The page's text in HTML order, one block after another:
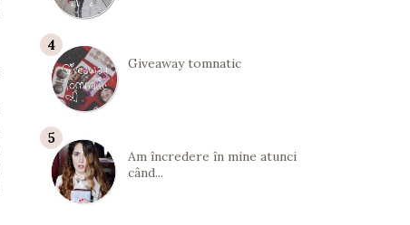
Giveaway tomnatic
Am încredere în mine atunci
când...